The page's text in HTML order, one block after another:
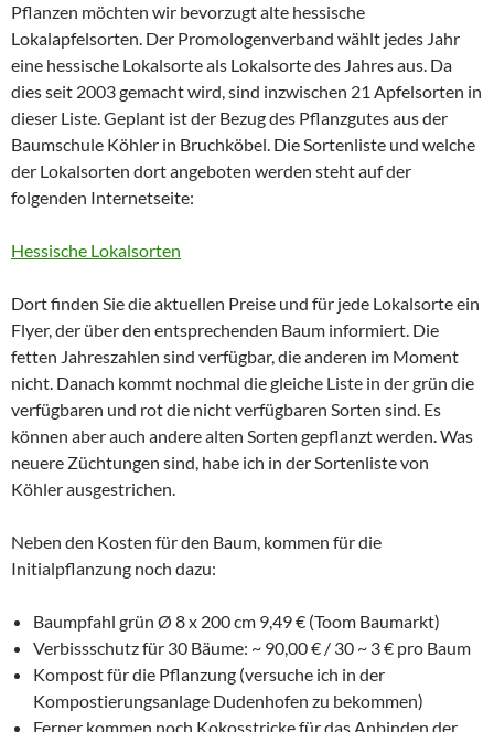
Pflanzen möchten wir bevorzugt alte hessische
Lokalapfelsorten. Der Promologenverband wählt jedes Jahr
eine hessische Lokalsorte als Lokalsorte des Jahres aus. Da
dies seit 2003 gemacht wird, sind inzwischen 21 Apfelsorten in
dieser Liste. Geplant ist der Bezug des Pflanzgutes aus der
Baumschule Köhler in Bruchköbel. Die Sortenliste und welche
der Lokalsorten dort angeboten werden steht auf der
folgenden Internetseite:
Hessische Lokalsorten
Dort finden Sie die aktuellen Preise und für jede Lokalsorte ein
Flyer, der über den entsprechenden Baum informiert. Die
fetten Jahreszahlen sind verfügbar, die anderen im Moment
nicht. Danach kommt nochmal die gleiche Liste in der grün die
verfügbaren und rot die nicht verfügbaren Sorten sind. Es
können aber auch andere alten Sorten gepflanzt werden. Was
neuere Züchtungen sind, habe ich in der Sortenliste von
Köhler ausgestrichen.
Neben den Kosten für den Baum, kommen für die
Initialpflanzung noch dazu:
Baumpfahl grün Ø 8 x 200 cm 9,49 € (Toom Baumarkt)
Verbissschutz für 30 Bäume: ~ 90,00 € / 30 ~ 3 € pro Baum
Kompost für die Pflanzung (versuche ich in der
Kompostierungsanlage Dudenhofen zu bekommen)
Ferner kommen noch Kokosstricke für das Anbinden der